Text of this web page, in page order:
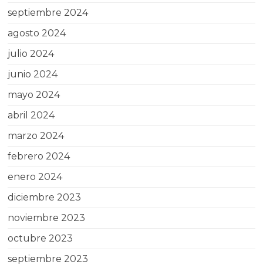
septiembre 2024
agosto 2024
julio 2024
junio 2024
mayo 2024
abril 2024
marzo 2024
febrero 2024
enero 2024
diciembre 2023
noviembre 2023
octubre 2023
septiembre 2023